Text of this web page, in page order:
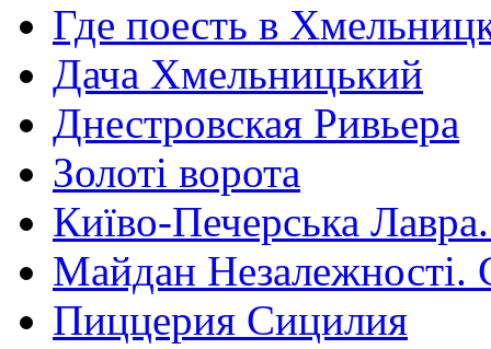
Где поесть в
Дача Хмельницький
Днестровская Ривьера
Золоті ворота
Київо-Печерська
Майдан Незалежності.
Пиццерия Сицилия